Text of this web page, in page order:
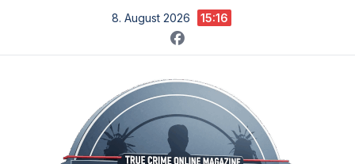
springen
8. August 2026 15:16